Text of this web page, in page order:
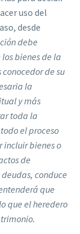
uso del
desde
debe
bienes de la
de su
la
y más
toda la
el proceso
bienes o
de
conduce
que
que el heredero